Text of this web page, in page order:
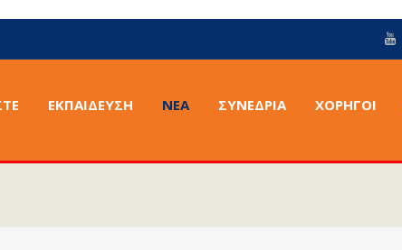
ΕΚΠΑΙΔΕΥΣΗ ΝΈΑ ΣΥΝΈΔΡΙΑ ΧΟΡΗΓΟΙ